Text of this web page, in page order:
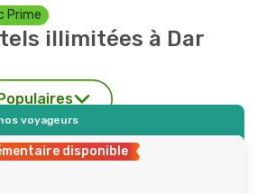
Prime
illimitées à Dar
voyageurs
disponible